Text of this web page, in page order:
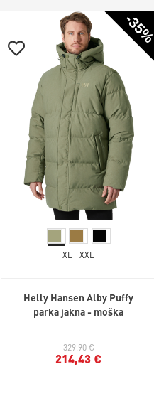
-35%
XL XXL
Helly Hansen Alby Puffy
parka jakna - moška
329,90 €
214,43 €